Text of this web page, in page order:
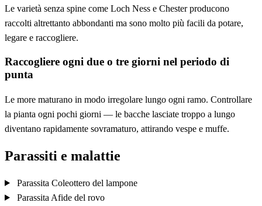
Le varietà senza spine come Loch Ness e Chester producono
raccolti altrettanto abbondanti ma sono molto più facili da potare,
legare e raccogliere.
Raccogliere ogni due o tre giorni nel periodo di
punta
Le more maturano in modo irregolare lungo ogni ramo. Controllare
la pianta ogni pochi giorni — le bacche lasciate troppo a lungo
diventano rapidamente sovramaturo, attirando vespe e muffe.
Parassiti e malattie
Parassita Coleottero del lampone
Parassita Afide del rovo